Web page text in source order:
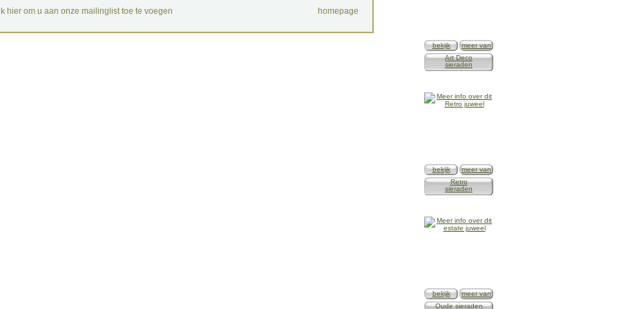
hier om u aan onze mailinglist toe te voegen homepage
bekijk
meer van
Art Deco
sieraden
bekijk
meer van
Retro
sieraden
bekijk
meer van
Oude sieraden